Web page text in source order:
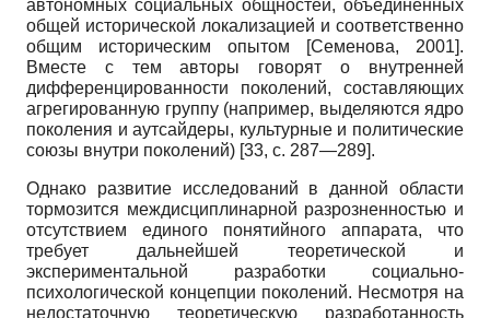
автономных социальных общностей, объединенных
общей исторической локализацией и соответственно
общим историческим опытом
[Семенова, 2001].
Вместе с тем авторы говорят о внутренней
дифференцированности поколений, составляющих
агрегированную группу (например, выделяются ядро
поколения и аутсайдеры, культурные и политические
союзы внутри поколений) [33, с. 287—289].
Однако развитие исследований в данной области
тормозится междисциплинарной разрозненностью и
отсутствием единого понятийного аппарата, что
требует дальнейшей теоретической и
экспериментальной разработки социально-
психологической концепции поколений. Несмотря на
недостаточную теоретическую разработанность